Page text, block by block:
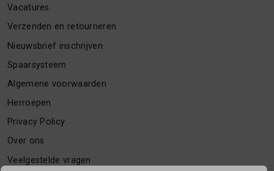
Vacatures
Verzenden en retourneren
Nieuwsbrief inschrijven
Spaarsysteem
Algemene voorwaarden
Herroepen
Privacy Policy
Over ons
Veelgestelde vragen